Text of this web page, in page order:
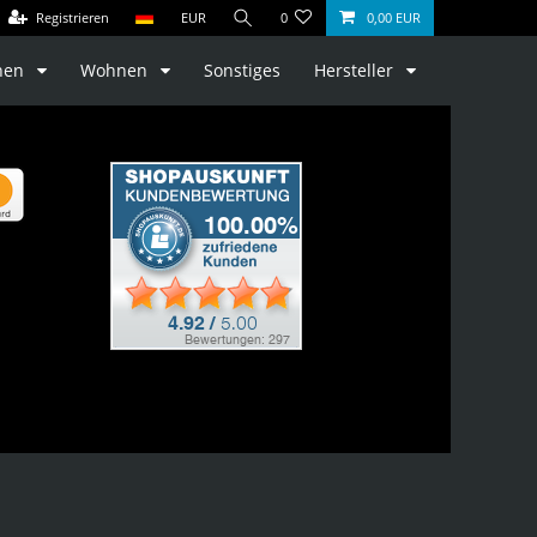
Registrieren EUR 0 0,00 EUR
Wohnen Sonstiges Hersteller